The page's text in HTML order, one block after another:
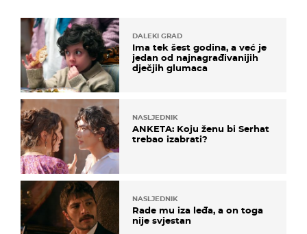
DALEKI GRAD
Ima tek šest godina, a već je
jedan od najnagrađivanijih
dječjih glumaca
NASLJEDNIK
ANKETA: Koju ženu bi Serhat
trebao izabrati?
NASLJEDNIK
Rade mu iza leđa, a on toga
nije svjestan